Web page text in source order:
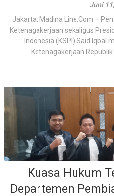
Juni
Jakarta, Madina Line.Com –
Ketenagakerjaan sekaligus
Indonesia (KSPI) Said Iqbal
Ketenagakerjaan Republik
Kuasa Hukum
Departemen